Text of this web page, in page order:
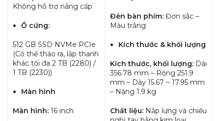
Không hỗ trợ nâng cấp
Ổ cứng:
512 GB SSD NVMe PCIe
(Có thể tháo ra, lắp thanh
khác tối đa 2 TB (2280) /
1 TB (2230))
Màn hình
Màn hình: 16 inch
Đèn bàn phím: Đơn sắc –
Màu trắng
Kích thước & khối lượng
Kích thước, khối lượng: Dài
356.78 mm – Rộng 251.9
mm – Dày 15.67 ~ 17.95 mm
– Nặng 1.9 kg
Chất liệu: Nắp lưng và chiếu